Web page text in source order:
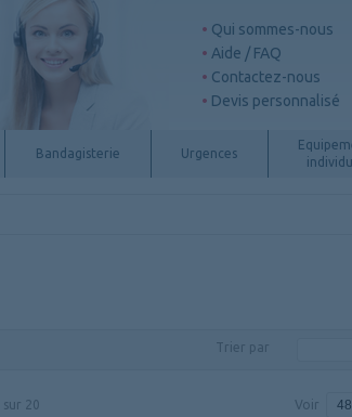
Qui sommes-nous
Aide / FAQ
Contactez-nous
Devis personnalisé
Bandagisterie Urgences
Trier par
sur 20 Voir